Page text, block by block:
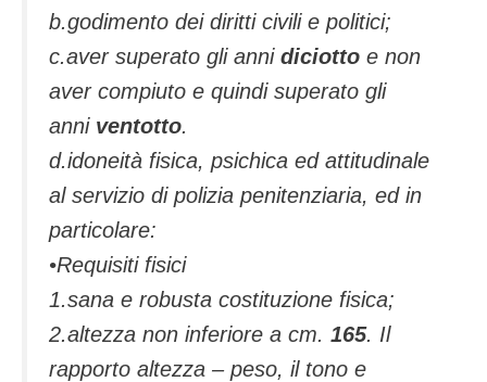
b.godimento dei diritti civili e politici;
c.aver superato gli anni diciotto e non
aver compiuto e quindi superato gli
anni ventotto.
d.idoneità fisica, psichica ed attitudinale
al servizio di polizia penitenziaria, ed in
particolare:
•Requisiti fisici
1.sana e robusta costituzione fisica;
2.altezza non inferiore a cm. 165. Il
rapporto altezza – peso, il tono e